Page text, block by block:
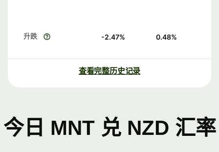
升跌 -2.47% 0.48%
查看完整历史记录
今日 MNT 兑 NZD 汇率